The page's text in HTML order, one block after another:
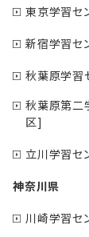
東京学習セ
新宿学習セ
秋葉原学習
秋葉原第二
区]
立川学習セ
神奈川県
川崎学習セ